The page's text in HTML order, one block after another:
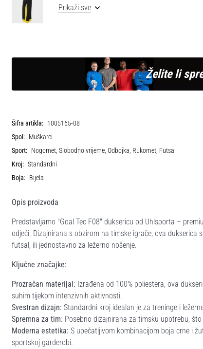
Prikaži sve
Želite li
Šifra artikla: 1005165-08
Spol: Muškarci
Sport: Nogomet, Slobodno vrijeme, Odbojka, Rukomet, Futsal
Kroj: Standardni
Boja: Bijela
Opis proizvoda
Predstavljamo "Goal Tec F08" duksericu od Uhlsporta –
odjeći. Dizajnirana s obzirom na timske igrače, ova
futsal, ili jednostavno za ležerno nošenje.
Ključne značajke:
Prozračan materijal: Izrađena od 100% poliestera, ova
suhim tijekom intenzivnih aktivnosti.
Svestran dizajn: Standardni kroj idealan je za treninge i
Spremna za tim: Posebno dizajnirana za timsku upotrebu,
Moderna estetika: S upečatljivom kombinacijom boja crne i
sportskoj garderobi.